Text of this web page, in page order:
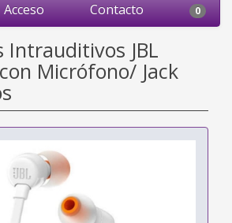
Acceso Contacto 0
Intrauditivos JBL
Micrófono/ Jack